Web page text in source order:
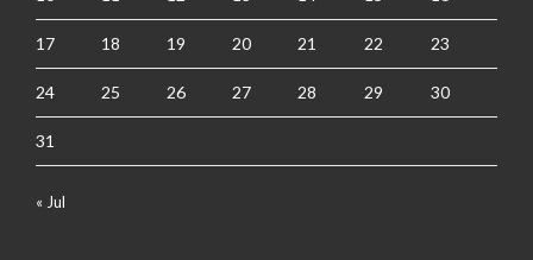
17 18 19 20 21 22 23
24 25 26 27 28 29 30
31
« Jul